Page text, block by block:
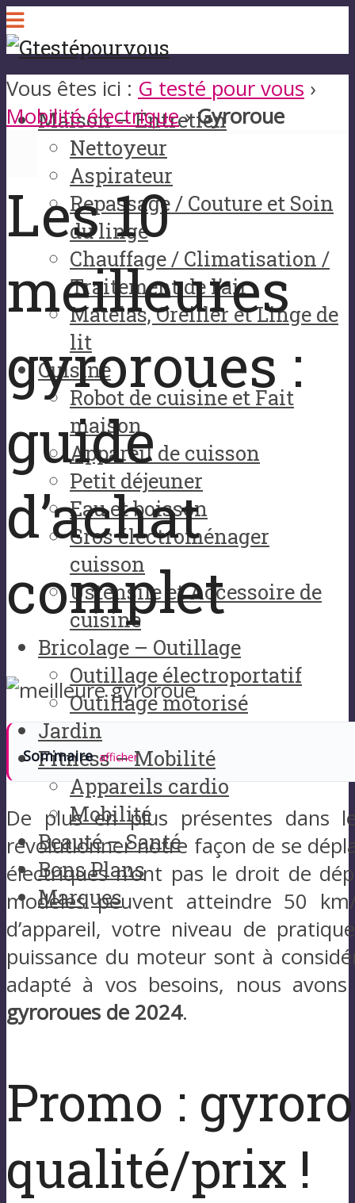
Maison – Entretien
Nettoyeur
Aspirateur
Repassage / Couture et Soin
du linge
Chauffage / Climatisation /
Traitement de l’air
Matelas, Oreiller et Linge de
lit
Cuisine
Robot de cuisine et Fait
maison
Appareil de cuisson
Petit déjeuner
Eau et boisson
Gros électroménager
cuisson
Ustensile et Accessoire de
cuisine
Bricolage – Outillage
Outillage électroportatif
Outillage motorisé
Jardin
Fitness – Mobilité
Appareils cardio
Mobilité
Beauté – Santé
Bons Plans
Marques
Vous êtes ici : G testé pour vous ›
Mobilité électrique›Gyroroue
Les 10
meilleures
gyroroues :
guide
d’achat
complet
Sommaire afficher
De plus en plus présentes dans
révolutionner notre façon de se
électriques n’ont pas le droit de
modèles peuvent atteindre 50
d’appareil, votre niveau de
puissance du moteur sont à
adapté à vos besoins, nous
gyroroues de 2024.
Promo :
qualité/prix !